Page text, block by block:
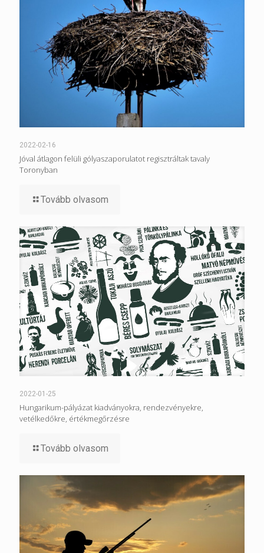
2022-02-16
Jóval átlagon felüli gólyaszaporulatot regisztráltak tavaly
Toronyban
Tovább olvasom
2022-01-25
Hungarikum-pályázat kiadványokra, rendezvényekre,
vetélkedőkre, értékmegőrzésre
Tovább olvasom